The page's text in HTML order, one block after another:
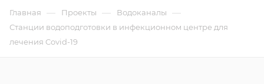
Главная — Проекты — Водоканалы —
Станции водоподготовки в инфекционном центре для
лечения Covid-19